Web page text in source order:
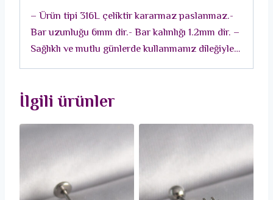
Piercing
adet
– Ürün tipi 316L çeliktir kararmaz paslanmaz.-
Bar uzunluğu 6mm dir.- Bar kalınlığı 1.2mm dir. –
Sağlıklı ve mutlu günlerde kullanmanız dileğiyle…
İlgili ürünler